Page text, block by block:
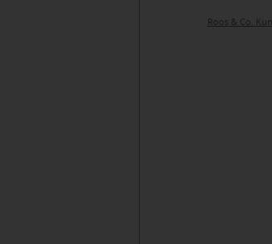
Roos & Co.